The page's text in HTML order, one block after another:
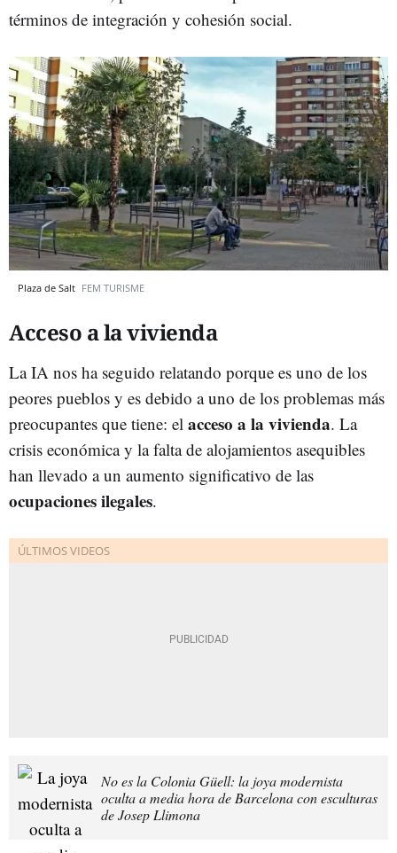
términos de integración y cohesión social.​
Plaza de Salt FEM TURISME
Acceso a la vivienda
La IA nos ha seguido relatando porque es uno de los
peores pueblos y es debido a uno de los problemas más
preocupantes que tiene: el acceso a la vivienda. La
crisis económica y la falta de alojamientos asequibles
han llevado a un aumento significativo de las
ocupaciones ilegales.
No es la Colonia Güell: la joya modernista
oculta a media hora de Barcelona con esculturas
de Josep Llimona